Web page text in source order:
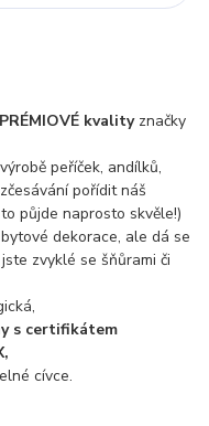
kvalityznačky
peříček, andílků,
pořídit náš
půjde naprosto skvěle!)
dekorace, ale dá se
zvyklé se šňůrami či
s certifikátem
cívce.